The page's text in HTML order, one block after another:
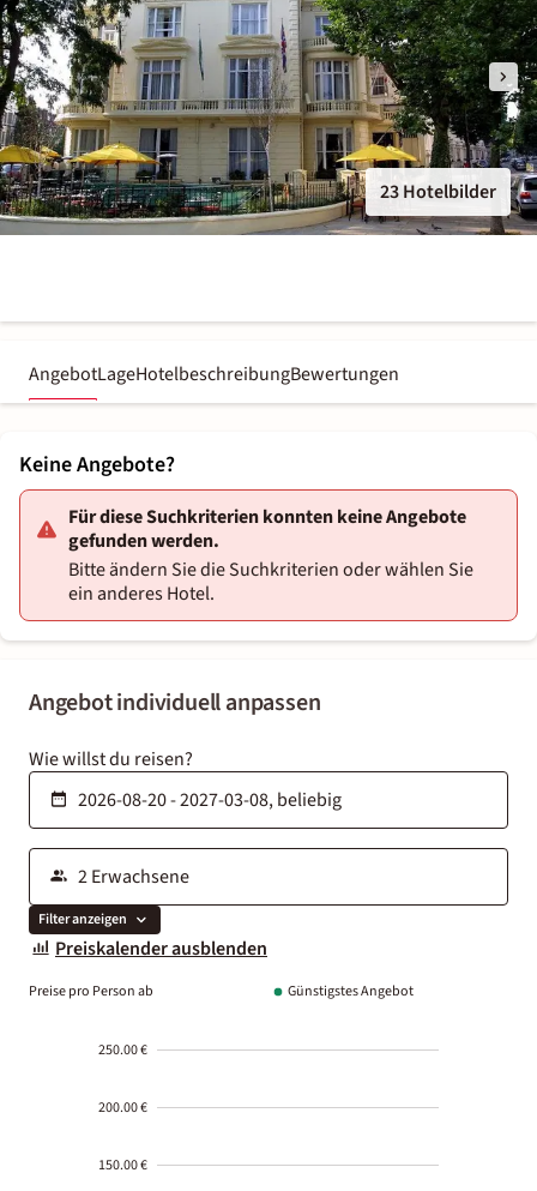
23 Hotelbilder
AngebotLageHotelbeschreibungBewertungen
Angebot individuell anpassen
Wie willst du reisen?
Filter anzeigen
Preiskalender ausblenden
Preise pro Person ab Günstigstes Angebot
250.00 €
200.00 €
150.00 €
Keine Angebote?
Für diese Suchkriterien konnten keine Angebote
gefunden werden.
Bitte ändern Sie die Suchkriterien oder wählen Sie
ein anderes Hotel.